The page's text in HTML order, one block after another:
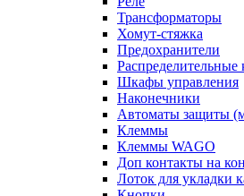
Трансформаторы
Хомут-стяжка
Предохранители
Распределительные
Шкафы управления
Наконечники
Автоматы защиты
Клеммы
Клеммы WAGO
Доп контакты на
Лоток для укладки